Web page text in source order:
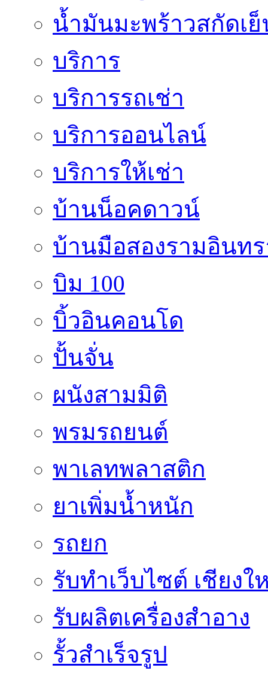
น้ำมันมะพร้าวสกัดเ
บริการ
บริการรถเช่า
บริการออนไลน์
บริการให้เช่า
บ้านน็อคดาวน์
บ้านมือสองรามอินท
บิม 100
บิ้วอินคอนโด
ปั้นจั่น
ผนังสามมิติ
พรมรถยนต์
พาเลทพลาสติก
ยาเพิ่มน้ำหนัก
รถยก
รับทำเว็บไซต์ เชียงใ
รับผลิตเครื่องสำอาง
รั้วสำเร็จรูป